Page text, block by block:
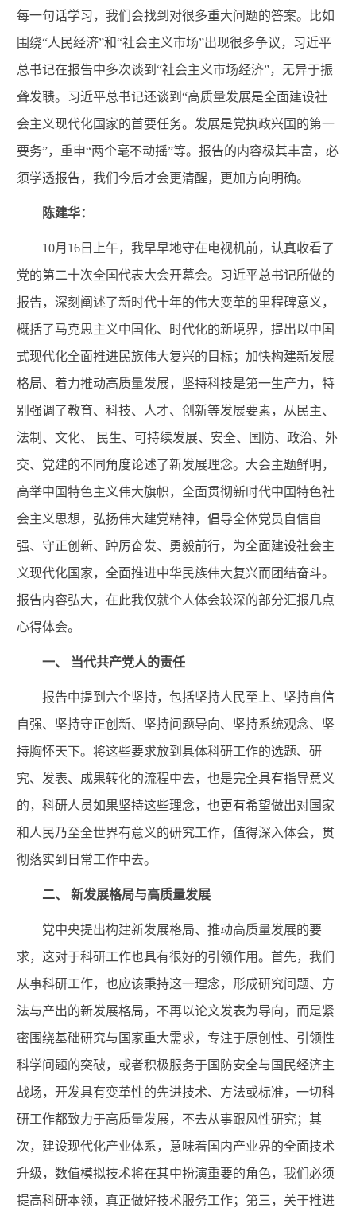
每一句话学习，我们会找到对很多重大问题的答案。比如
围绕“人民经济”和“社会主义市场”出现很多争议， 习近平
总书记在报告中多次谈到“社会主义市场经济”，无异于振
聋发聩。 习近平总书记还谈到“高质量发展是全面建设社
会主义现代化国家的首要任务。发展是党执政兴国的第一
要务”，重申“两个毫不动摇”等。报告的内容极其丰富，必
须学透报告，我们今后才会更清醒，更加方向明确。
陈建华：
10月16 日上午，我早早地守在电视机前，认真收看了
党的第二十次全国代表大会开幕会。习近平总书记所做的
报告，深刻阐述了新时代十年的伟大变革的里程碑意义，
概括了马克思主义中国化、时代化的新境界，提出以中国
式现代化全面推进民族伟大复兴的目标；加快构建新发展
格局、着力推动高质量发展，坚持科技是第一生产力，特
别强调了教育、科技、人才、创新等发展要素，从民主、
法制、文化、 民生、可持续发展、安全、国防、政治、外
交、党建的不同角度论述了新发展理念。大会主题鲜明，
高举中国特色主义伟大旗帜，全面贯彻新时代中国特色社
会主义思想，弘扬伟大建党精神，倡导全体党员自信自
强、守正创新、踔厉奋发、勇毅前行，为全面建设社会主
义现代化国家，全面推进中华民族伟大复兴而团结奋斗。
报告内容弘大，在此我仅就个人体会较深的部分汇报几点
心得体会。
一、 当代共产党人的责任
报告中提到六个坚持，包括坚持人民至上、坚持自信
自强、坚持守正创新、坚持问题导向、坚持系统观念、坚
持胸怀天下。将这些要求放到具体科研工作的选题、研
究、发表、成果转化的流程中去，也是完全具有指导意义
的，科研人员如果坚持这些理念，也更有希望做出对国家
和人民乃至全世界有意义的研究工作，值得深入体会，贯
彻落实到日常工作中去。
二、 新发展格局与高质量发展
党中央提出构建新发展格局、推动高质量发展的要
求，这对于科研工作也具有很好的引领作用。首先，我们
从事科研工作，也应该秉持这一理念，形成研究问题、方
法与产出的新发展格局，不再以论文发表为导向，而是紧
密围绕基础研究与国家重大需求，专注于原创性、引领性
科学问题的突破，或者积极服务于国防安全与国民经济主
战场，开发具有变革性的先进技术、方法或标准，一切科
研工作都致力于高质量发展，不去从事跟风性研究；其
次，建设现代化产业体系，意味着国内产业界的全面技术
升级，数值模拟技术将在其中扮演重要的角色，我们必须
提高科研本领，真正做好技术服务工作；第三，关于推进